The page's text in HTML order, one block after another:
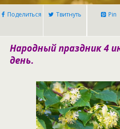
Поделиться Твитнуть Pin
Народный праздник 4
день.